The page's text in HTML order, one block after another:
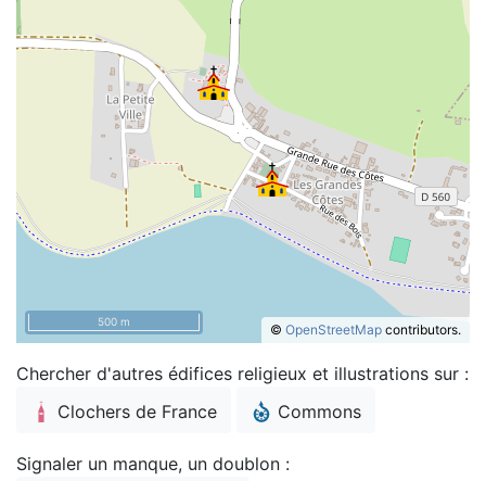
© OpenStreetMap contributors.
500 m
Chercher d'autres édifices religieux et illustrations sur :
Clochers de France
Commons
Signaler un manque, un doublon :